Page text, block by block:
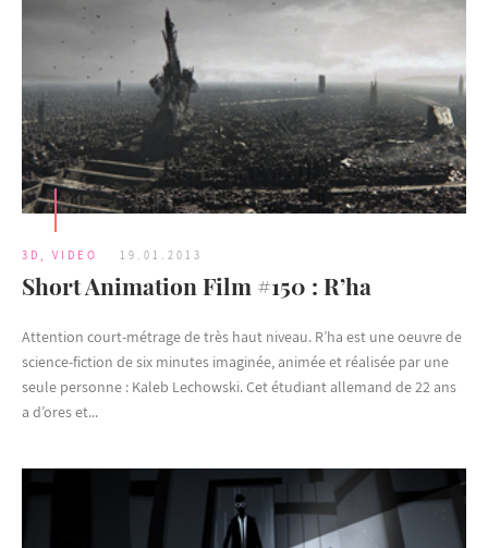
3D , VIDEO 19.01.2013
Short Animation Film #150 : R’ha
Attention court-métrage de très haut niveau. R’ha est une oeuvre de
science-fiction de six minutes imaginée, animée et réalisée par une
seule personne : Kaleb Lechowski. Cet étudiant allemand de 22 ans
a d’ores et...